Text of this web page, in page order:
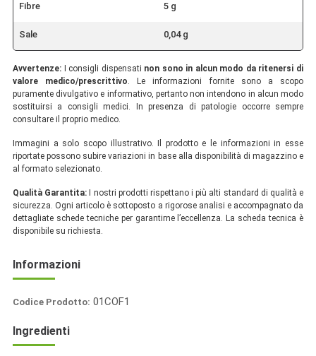
Fibre 5 g
Sale 0,04 g
Avvertenze: I consigli dispensati non sono in alcun modo da ritenersi di
valore medico/prescrittivo. Le informazioni fornite sono a scopo
puramente divulgativo e informativo, pertanto non intendono in alcun modo
sostituirsi a consigli medici. In presenza di patologie occorre sempre
consultare il proprio medico.
Immagini a solo scopo illustrativo. Il prodotto e le informazioni in esse
riportate possono subire variazioni in base alla disponibilità di magazzino e
al formato selezionato.
Qualità Garantita: I nostri prodotti rispettano i più alti standard di qualità e
sicurezza. Ogni articolo è sottoposto a rigorose analisi e accompagnato da
dettagliate schede tecniche per garantirne l’eccellenza. La scheda tecnica è
disponibile su richiesta.
Informazioni
Codice Prodotto: 01COF1
Spezie
Ingredienti